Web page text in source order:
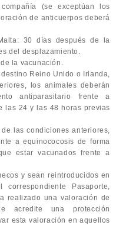
(se exceptúan los
de anticuerpos deberá
30 días después de la
del desplazamiento.
la vacunación.
Reino Unido o Irlanda,
los animales deberán
antiparasitario frente a
las 24 y las 48 horas previas
las condiciones anteriores,
a equinococosis de forma
estar vacunados frente a
y sean reintroducidos en
Pasaporte,
realizado una valoración de
acredite una protección
esta valoración en aquellos